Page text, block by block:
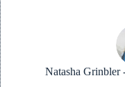
Natasha Grinbler